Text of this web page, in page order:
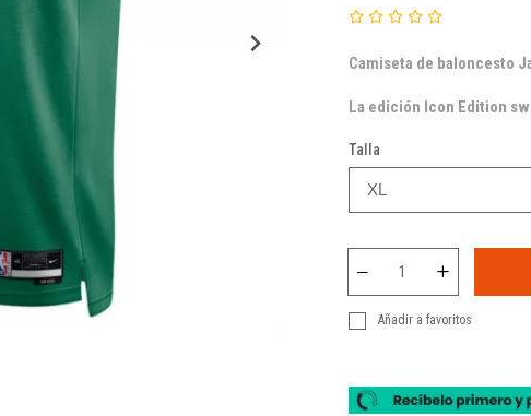
Camiseta de baloncesto
La edición Icon Edition
Talla
Añadir a favoritos